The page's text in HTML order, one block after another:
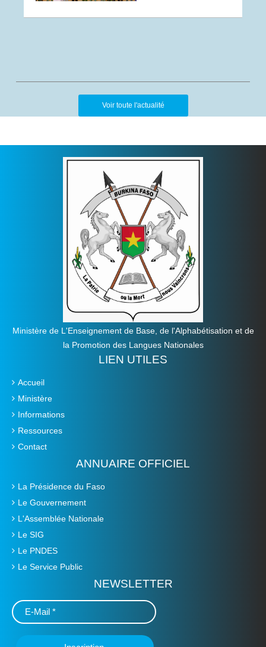
Voir toute l'actualité
Ministère de L'Enseignement de Base, de l'Alphabétisation et de
la Promotion des Langues Nationales
LIEN UTILES
Accueil
Ministère
Informations
Ressources
Contact
ANNUAIRE OFFICIEL
La Présidence du Faso
Le Gouvernement
L'Assemblée Nationale
Le SIG
Le PNDES
Le Service Public
NEWSLETTER